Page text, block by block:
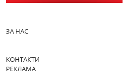
ЗА НАС
КОНТАКТИ
РЕКЛАМА